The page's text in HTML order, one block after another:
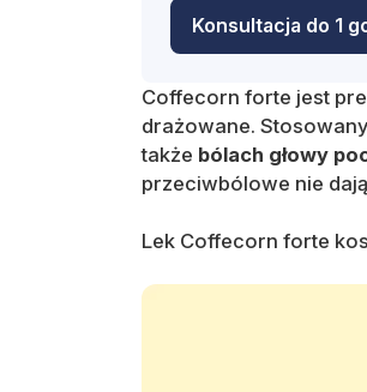
Konsultacja do 1
Coffecorn forte jest
drażowane.
także bólach głowy
przeciwbólowe nie
Lek Coffecorn forte